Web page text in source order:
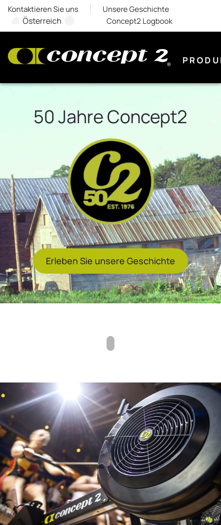
Kontaktieren Sie uns Unsere Geschichte
Österreich Concept2 Logbook
50 Jahre Concept2
Erleben Sie unsere Geschichte